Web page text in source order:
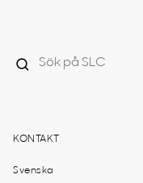
KONTAKT
Svenska